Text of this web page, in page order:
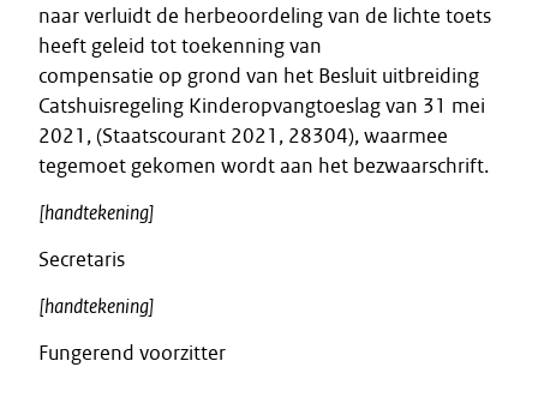
naar verluidt de herbeoordeling van de lichte toets
heeft geleid tot toekenning van
compensatie op grond van het Besluit uitbreiding
Catshuisregeling Kinderopvangtoeslag van 31 mei
2021, (Staatscourant 2021, 28304), waarmee
tegemoet gekomen wordt aan het bezwaarschrift.
[handtekening]
Secretaris
[handtekening]
Fungerend voorzitter